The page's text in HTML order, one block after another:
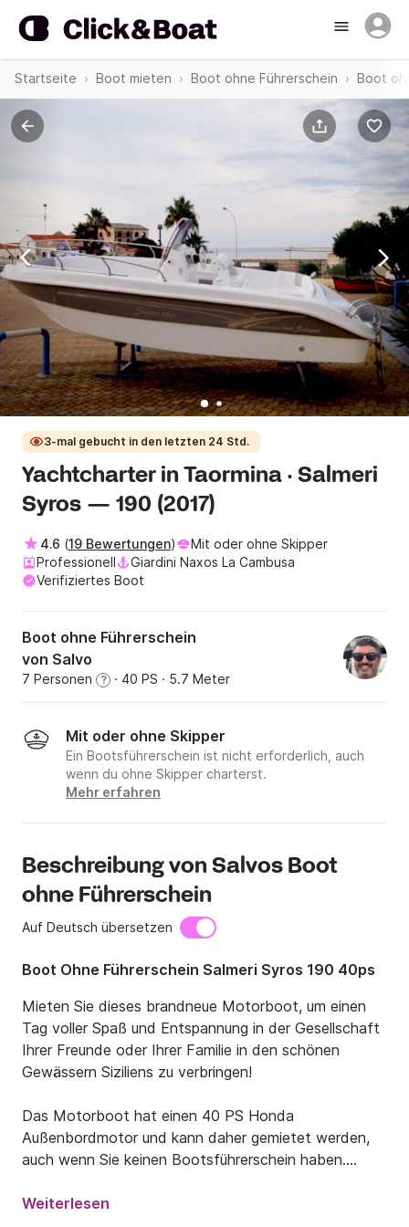
Startseite Boot mieten Boot ohne Führerschein Boot
3-mal gebucht in den letzten 24 Std.
Yachtcharter in Taormina · Salmeri
Syros — 190 (2017)
4.6 (19 Bewertungen)
Mit oder ohne Skipper
Professionell
Giardini Naxos La Cambusa
Verifiziertes Boot
Boot ohne Führerschein
von Salvo
7 Personen ? · 40 PS · 5.7 Meter
Mit oder ohne Skipper
Ein Bootsführerschein ist nicht erforderlich, auch
wenn du ohne Skipper charterst.
Mehr erfahren
Beschreibung von Salvos Boot
ohne Führerschein
Auf Deutsch übersetzen
Boot Ohne Führerschein Salmeri Syros 190 40ps
Mieten Sie dieses brandneue Motorboot, um einen
Tag voller Spaß und Entspannung in der Gesellschaft
Ihrer Freunde oder Ihrer Familie in den schönen
Gewässern Siziliens zu verbringen!
Das Motorboot hat einen 40 PS Honda
Außenbordmotor und kann daher gemietet werden,
auch wenn Sie keinen Bootsführerschein haben.
Das Boot verfügt über ein großes Sonnendeck mit
Weiterlesen